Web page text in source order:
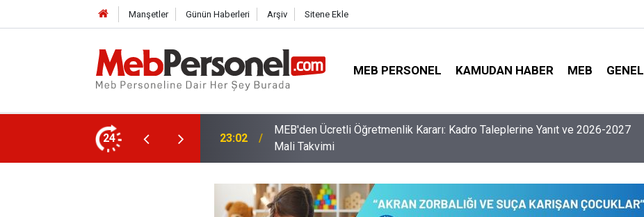
Manşetler Günün Haberleri Arşiv Sitene Ekle
MEB PERSONEL KAMUDAN HABER MEB GENEL
24
Kadro Taleplerine Yanıt ve 2026-2027
22:32 Öğretmenlerin Özür Grubu İller Arası Muhtemel İl Emri Atama Tarihleri